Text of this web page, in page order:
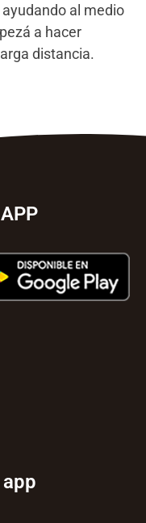
al medio
a hacer
distancia.